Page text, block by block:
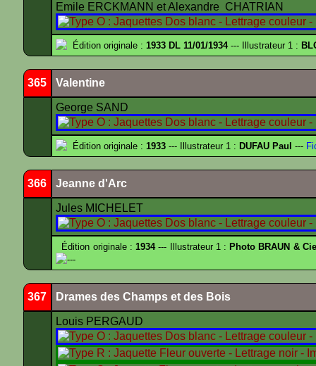
Emile ERCKMANN et Alexandre CHATRIAN
Édition originale : 1933 DL 11/01/1934--- Illustrateur 1 :
365 Valentine
George SAND
Édition originale : 1933 --- Illustrateur 1 : DUFAU Paul ---
366 Jeanne d'Arc
Jules MICHELET
Édition originale :1934--- Illustrateur 1 : Photo BRAUN &
---
367 Drames des Champs et des Bois
Louis PERGAUD